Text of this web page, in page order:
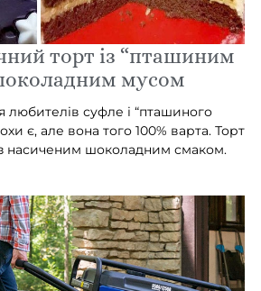
торт із “пташиним
мусом
любителів суфле і “пташиного
є, але вона того 100% варта. Торт
насиченим шоколадним смаком.